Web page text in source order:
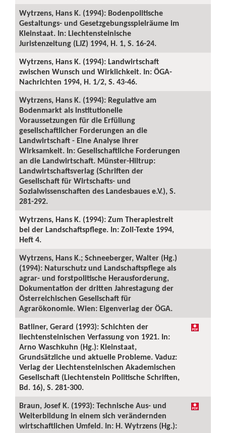
Wytrzens, Hans K. (1994): Bodenpolitische
Gestaltungs- und Gesetzgebungsspielräume im
Kleinstaat. In: Liechtensteinische
Juristenzeitung (LJZ) 1994, H. 1, S. 16-24.
Wytrzens, Hans K. (1994): Landwirtschaft
zwischen Wunsch und Wirklichkeit. In: ÖGA-
Nachrichten 1994, H. 1/2, S. 43-46.
Wytrzens, Hans K. (1994): Regulative am
Bodenmarkt als institutionelle
Voraussetzungen für die Erfüllung
gesellschaftlicher Forderungen an die
Landwirtschaft - Eine Analyse ihrer
Wirksamkeit. In: Gesellschaftliche Forderungen
an die Landwirtschaft. Münster-Hiltrup:
Landwirtschaftsverlag (Schriften der
Gesellschaft für Wirtschafts- und
Sozialwissenschaften des Landesbaues e.V.), S.
281-292.
Wytrzens, Hans K. (1994): Zum Therapiestreit
bei der Landschaftspflege. In: Zoll-Texte 1994,
Heft 4.
Wytrzens, Hans K.; Schneeberger, Walter (Hg.)
(1994): Naturschutz und Landschaftspflege als
agrar- und forstpolitische Herausforderung,
Dokumentation der dritten Jahrestagung der
Österreichischen Gesellschaft für
Agrarökonomie. Wien: Eigenverlag der ÖGA.
Batliner, Gerard (1993): Schichten der
liechtensteinischen Verfassung von 1921. In:
Arno Waschkuhn (Hg.): Kleinstaat,
Grundsätzliche und aktuelle Probleme. Vaduz:
Verlag der Liechtensteinischen Akademischen
Gesellschaft (Liechtenstein Politische Schriften,
Bd. 16), S. 281-300.
Braun, Josef K. (1993): Technische Aus- und
Weiterbildung in einem sich verändernden
wirtschaftlichen Umfeld. In: H. Wytrzens (Hg.):